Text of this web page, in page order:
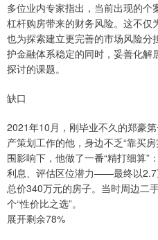
多位业内专家指出，当前出现的
杠杆购房带来的财务风险。这不仅
也为探索建立更完善的市场风险
护金融体系稳定的同时，妥善化解
探讨的课题。
缺口
2021年10月，刚毕业不久的郑豪
产策划工作的他，身边不乏“靠买
围影响下，他做了一番“精打细算”
利息、评估区位潜力——最终以2.7
总价340万元的房子。当时周边二
个“性价比之选”。
展开剩余78%